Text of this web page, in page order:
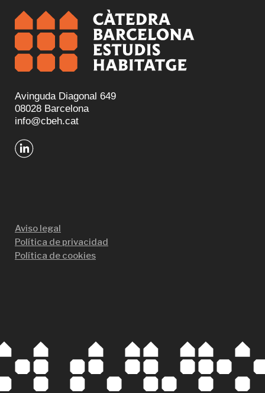
Avinguda Diagonal 649
08028 Barcelona
info@cbeh.cat
Aviso legal
Política de privacidad
Política de cookies